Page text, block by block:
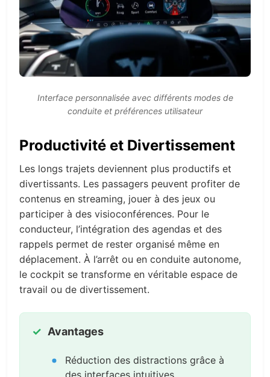
Interface personnalisée avec différents modes de
conduite et préférences utilisateur
Productivité et Divertissement
Les longs trajets deviennent plus productifs et
divertissants. Les passagers peuvent profiter de
contenus en streaming, jouer à des jeux ou
participer à des visioconférences. Pour le
conducteur, l’intégration des agendas et des
rappels permet de rester organisé même en
déplacement. À l’arrêt ou en conduite autonome,
le cockpit se transforme en véritable espace de
travail ou de divertissement.
Avantages
Réduction des distractions grâce à